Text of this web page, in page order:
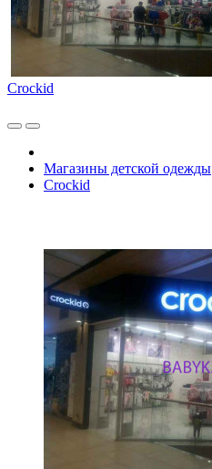
Crockid
Магазины детской одежды
Crockid